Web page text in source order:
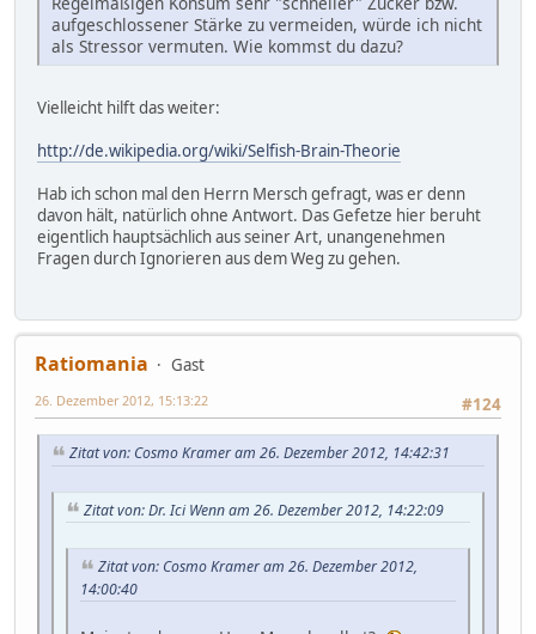
aufgeschlossener Stärke zu vermeiden, würde ich nicht
als Stressor vermuten. Wie kommst du dazu?
Vielleicht hilft das weiter:
http://de.wikipedia.org/wiki/Selfish-Brain-Theorie
Hab ich schon mal den Herrn Mersch gefragt, was er denn
davon hält, natürlich ohne Antwort. Das Gefetze hier beruht
eigentlich hauptsächlich aus seiner Art, unangenehmen
Fragen durch Ignorieren aus dem Weg zu gehen.
Ratiomania
Gast
#124
26. Dezember 2012, 15:13:22
Zitat von: Cosmo Kramer am 26. Dezember 2012, 14:42:31
Zitat von: Dr. Ici Wenn am 26. Dezember 2012, 14:22:09
Zitat von: Cosmo Kramer am 26. Dezember 2012,
14:00:40